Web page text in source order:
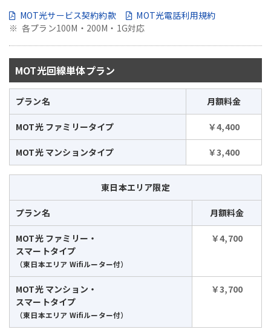
MOT光サービス契約約款
MOT光電話利用規約
各プラン100M・200M・1G対応
MOT光回線単体プラン
プラン名 月額料金
MOT光 ファミリータイプ ￥4,400
MOT光 マンションタイプ ￥3,400
東日本エリア限定
プラン名 月額料金
MOT光 ファミリー・
スマートタイプ
（東日本エリア Wifiルーター付）
￥4,700
MOT光 マンション・
スマートタイプ
（東日本エリア Wifiルーター付）
￥3,700